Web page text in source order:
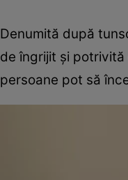
Denumită după
de îngrijit şi
persoane pot să